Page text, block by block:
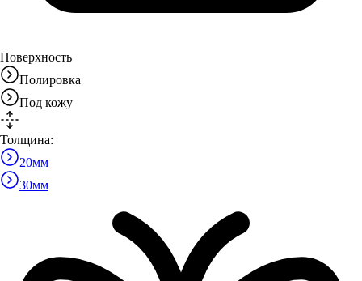
Поверхность
Полировка
Под кожу
Толщина:
20мм
30мм